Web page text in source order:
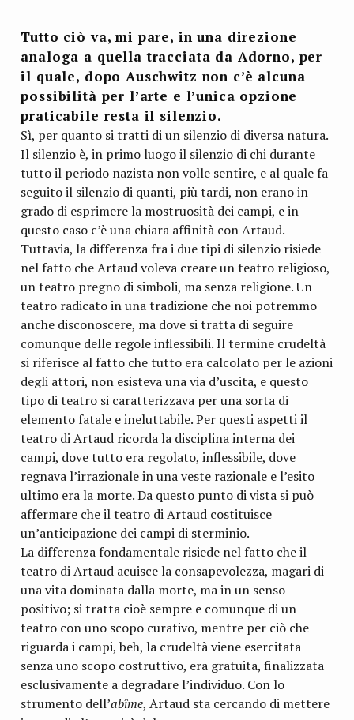
Tutto ciò va, mi pare, in una direzione
analoga a quella tracciata da Adorno, per
il quale, dopo Auschwitz non c’è alcuna
possibilità per l’arte e l’unica opzione
praticabile resta il silenzio.
Sì, per quanto si tratti di un silenzio di diversa natura.
Il silenzio è, in primo luogo il silenzio di chi durante
tutto il periodo nazista non volle sentire, e al quale fa
seguito il silenzio di quanti, più tardi, non erano in
grado di esprimere la mostruosità dei campi, e in
questo caso c’è una chiara affinità con Artaud.
Tuttavia, la differenza fra i due tipi di silenzio risiede
nel fatto che Artaud voleva creare un teatro religioso,
un teatro pregno di simboli, ma senza religione. Un
teatro radicato in una tradizione che noi potremmo
anche disconoscere, ma dove si tratta di seguire
comunque delle regole inflessibili. Il termine crudeltà
si riferisce al fatto che tutto era calcolato per le azioni
degli attori, non esisteva una via d’uscita, e questo
tipo di teatro si caratterizzava per una sorta di
elemento fatale e ineluttabile. Per questi aspetti il
teatro di Artaud ricorda la disciplina interna dei
campi, dove tutto era regolato, inflessibile, dove
regnava l’irrazionale in una veste razionale e l’esito
ultimo era la morte. Da questo punto di vista si può
affermare che il teatro di Artaud costituisce
un’anticipazione dei campi di sterminio.
La differenza fondamentale risiede nel fatto che il
teatro di Artaud acuisce la consapevolezza, magari di
una vita dominata dalla morte, ma in un senso
positivo; si tratta cioè sempre e comunque di un
teatro con uno scopo curativo, mentre per ciò che
riguarda i campi, beh, la crudeltà viene esercitata
senza uno scopo costruttivo, era gratuita, finalizzata
esclusivamente a degradare l’individuo. Con lo
strumento dell’abîme, Artaud sta cercando di mettere